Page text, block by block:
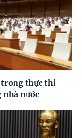
trong thực thi
nhà nước